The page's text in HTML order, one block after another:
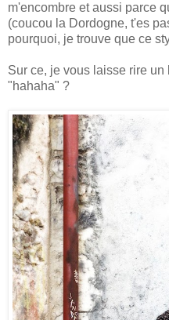
m'encombre et aussi parce
(coucou la Dordogne, t'es
pourquoi, je trouve que ce
Sur ce, je vous laisse rire
"hahaha" ?